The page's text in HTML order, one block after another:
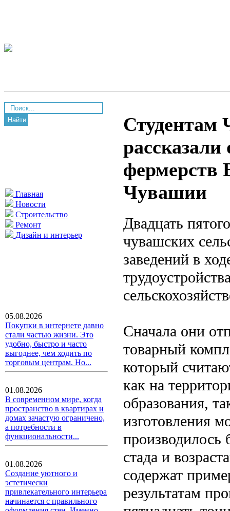
Найти
Главная
Новости
Строительство
Ремонт
Дизайн и интерьер
05.08.2026
Покупки в интернете давно
стали частью жизни. Это
удобно, быстро и часто
выгоднее, чем ходить по
торговым центрам. Но...
01.08.2026
В современном мире, когда
пространство в квартирах и
домах зачастую ограничено,
а потребности в
функциональности...
01.08.2026
Создание уютного и
эстетически
привлекательного интерьера
начинается с правильного
Студентам
фермерств
Чувашии
Двадцать
чувашских
заведений в
Сначала они
товарный
который
как на
образования,
изготовления
производилось
стада и
содержат
результатам